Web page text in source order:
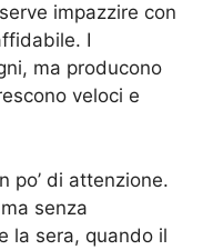
impazzire con
I
ma producono
veloci e
po’ di attenzione.
senza
la sera, quando il